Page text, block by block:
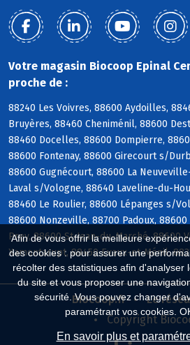
Afin de vous offrir la meilleure
des cookies : pour assurer une
récolter des statistiques afin d'analyser
du site et vous proposer une
sécurité. Vous pouvez changer
paramétrant vos cookies.
En savoir plus et
Votre magasin Biocoop Epinal
proche de :
88240 Les Voivres, 88600 Aydoilles,
Bruyères, 88460 Cheniménil, 88600
88460 Docelles, 88600 Dompierre,
88600 Fontenay, 88600 Girecourt s/
88600 Gugnécourt, 88600 La
Laval s/Vologne, 88640 Laveline-du-
88460 Le Roulier, 88600 Lépanges s/
88600 Nonzeville, 88700 Padoux,
Prey, 88600 St-Jean-du-Marché, 88600
Xamontarupt, 88450 Evaux-et-Ménil,
Biocoop.fr
Le
Copyright